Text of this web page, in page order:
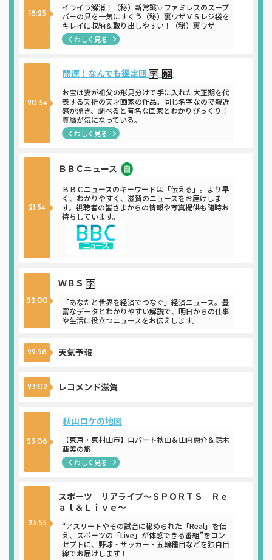
18:25
イライラ解消！（秘）新常識▽ファミレスのスープ
バーの具を一気にすくう（秘）裏ワザＶＳレジ袋を
キレイに収納＆取り出しやすい！（秘）裏ワザ
くわしく見る
20:54
開運！なんでも鑑定団
お宝は妻が祖父の形見分けで手に入れた大正期を代
表する夭折の天才画家の作品。同じ名字なので親近
感が湧き、調べると有名な画家とわかりびっくり！
真贋が気になっている。
くわしく見る
21:54
ＢＢＣニュース
ＢＢＣニュースのキーワードは「伝える」。より早
く、わかりやすく、滋賀のニュースをお届けしま
す。視聴者の皆さまからの情報や写真提供も随時お
待ちしています。
22:00
ＷＢＳ
「あなたと世界を経済でつなぐ」経済ニュース。豊
富なデータとわかりやすい解説で、明日からの仕事
や生活に役立つニュースをお伝えします。
22:58 天気予報
23:02 レコメンド滋賀
23:06
秋山ロケの地図
【東京・東村山市】ロバート秋山＆山内惠介＆鈴木
亜美の旅
くわしく見る
23:55
スポーツ リアライブ～ＳＰＯＲＴＳ Ｒｅ
ａｌ＆Ｌｉｖｅ～
“アスリートやその試合に秘められた「Real」を伝
え、スポーツの「Live」が体感できる番組”をコン
セプトに、野球・サッカー・五輪種目などを独自目
線でお届けします！